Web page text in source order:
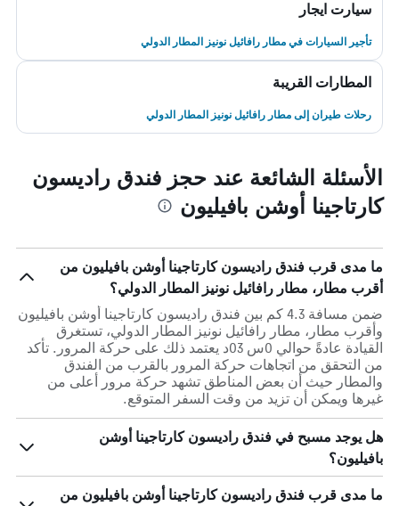
سيارت ايجار
تأجير السيارات في مطار رافائيل نونيز المطار الدولي
المطارات القريبة
رحلات طيران إلى مطار رافائيل نونيز المطار الدولي
الأسئلة الشائعة عند حجز فندق راديسون
كارتاجينا أوشن بافيليون
ما مدى قرب فندق راديسون كارتاجينا أوشن بافيليون من
أقرب مطار، مطار رافائيل نونيز المطار الدولي؟
ضمن مسافة 4.3 كم بين فندق راديسون كارتاجينا أوشن بافيليون
وأقرب مطار، مطار رافائيل نونيز المطار الدولي، تستغرق
القيادة عادةً حوالي 0س 03د يعتمد ذلك على حركة المرور. تأكد
من التحقق من اتجاهات حركة المرور بالقرب من الفندق
والمطار حيث أن بعض المناطق تشهد حركة مرور أعلى من
غيرها ويمكن أن تزيد من وقت السفر المتوقع.
هل يوجد مسبح في فندق راديسون كارتاجينا أوشن
بافيليون؟
ما مدى قرب فندق راديسون كارتاجينا أوشن بافيليون من